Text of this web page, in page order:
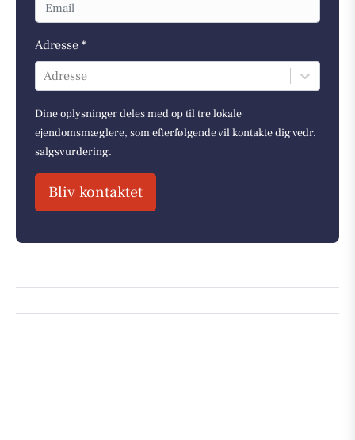
Adresse *
Adresse
Dine oplysninger deles med op til tre lokale
ejendomsmæglere, som efterfølgende vil kontakte dig vedr.
salgsvurdering.
Bliv kontaktet